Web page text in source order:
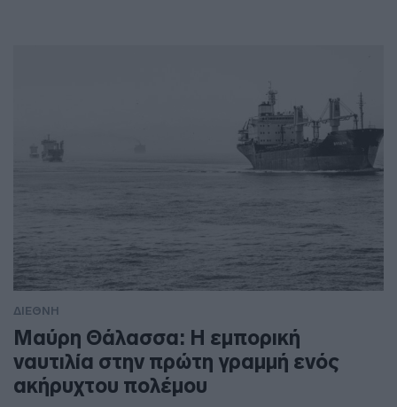
ΔΙΕΘΝΗ
Μαύρη Θάλασσα: Η εμπορική
ναυτιλία στην πρώτη γραμμή ενός
ακήρυχτου πολέμου